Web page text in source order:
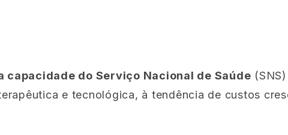
capacidade do Serviço Nacional de Saúde
e tecnológica, à tendência de custos